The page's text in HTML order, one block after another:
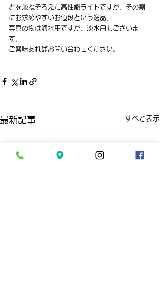
どを兼ねそろえた高性能ライトですが、その割
にお求めやすいお値段という逸品。
写真の物は海水用ですが、淡水用もございま
す。
ご興味あればお問い合わせください。
最新記事 すべて表示